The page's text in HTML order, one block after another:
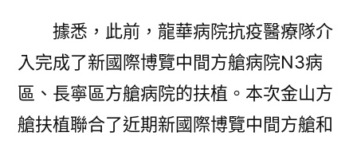
據悉，此前，龍華病院抗疫醫療隊介
入完成了新國際博覽中間方艙病院N3病
區、長寧區方艙病院的扶植。本次金山方
艙扶植聯合了近期新國際博覽中間方艙和